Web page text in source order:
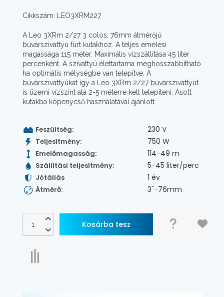
Cikkszám: LEO3XRM227
A Leo 3XRm 2/27 3 colos, 76mm átmérőjű
búvárszivattyú fúrt kutakhoz. A teljes emelési
magassága 115 méter. Maximális vízszállítása 45 liter
percenként. A szivattyú élettartama meghosszabbítható
ha optimális mélységbe van telepítve. A
búvárszivattyúkat így a Leo 3XRm 2/27 búvárszivattyút
is üzemi vízszint alá 2-5 méterre kell telepíteni. Ásott
kutakba köpenycső használatával ajánlott.
Feszültség: 230 V
Teljesítmény: 750 W
Emelőmagasság: 114-49 m
Szállítási teljesítmény: 5-45 liter/perc
Jótállás 1 év
Átmérő: 3"-76mm